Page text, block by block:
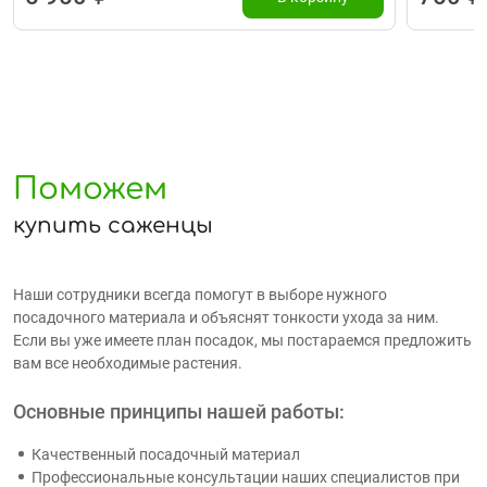
Поможем
купить саженцы
Наши сотрудники всегда помогут в выборе нужного
посадочного материала и объяснят тонкости ухода за ним.
Если вы уже имеете план посадок, мы постараемся предложить
вам все необходимые растения.
Основные принципы нашей работы:
Качественный посадочный материал
Профессиональные консультации наших специалистов при